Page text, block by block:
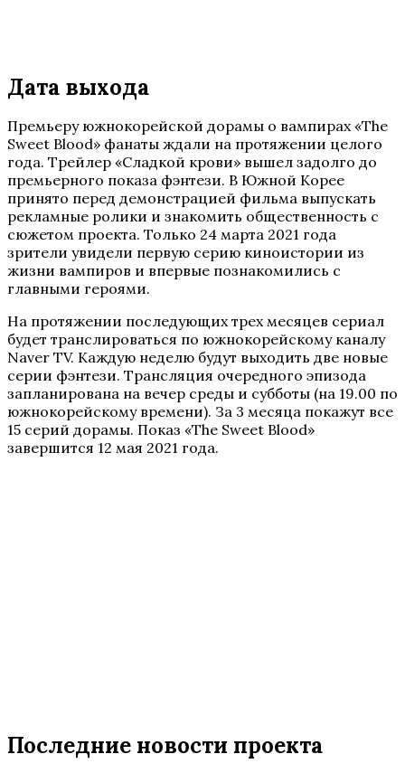
Дата выхода
Премьеру южнокорейской дорамы о вампирах «The
Sweet Blood» фанаты ждали на протяжении целого
года. Трейлер «Сладкой крови» вышел задолго до
премьерного показа фэнтези. В Южной Корее
принято перед демонстрацией фильма выпускать
рекламные ролики и знакомить общественность с
сюжетом проекта. Только 24 марта 2021 года
зрители увидели первую серию киноистории из
жизни вампиров и впервые познакомились с
главными героями.
На протяжении последующих трех месяцев сериал
будет транслироваться по южнокорейскому каналу
Naver TV. Каждую неделю будут выходить две новые
серии фэнтези. Трансляция очередного эпизода
запланирована на вечер среды и субботы (на 19.00 по
южнокорейскому времени). За 3 месяца покажут все
15 серий дорамы. Показ «The Sweet Blood»
завершится 12 мая 2021 года.
Последние новости проекта